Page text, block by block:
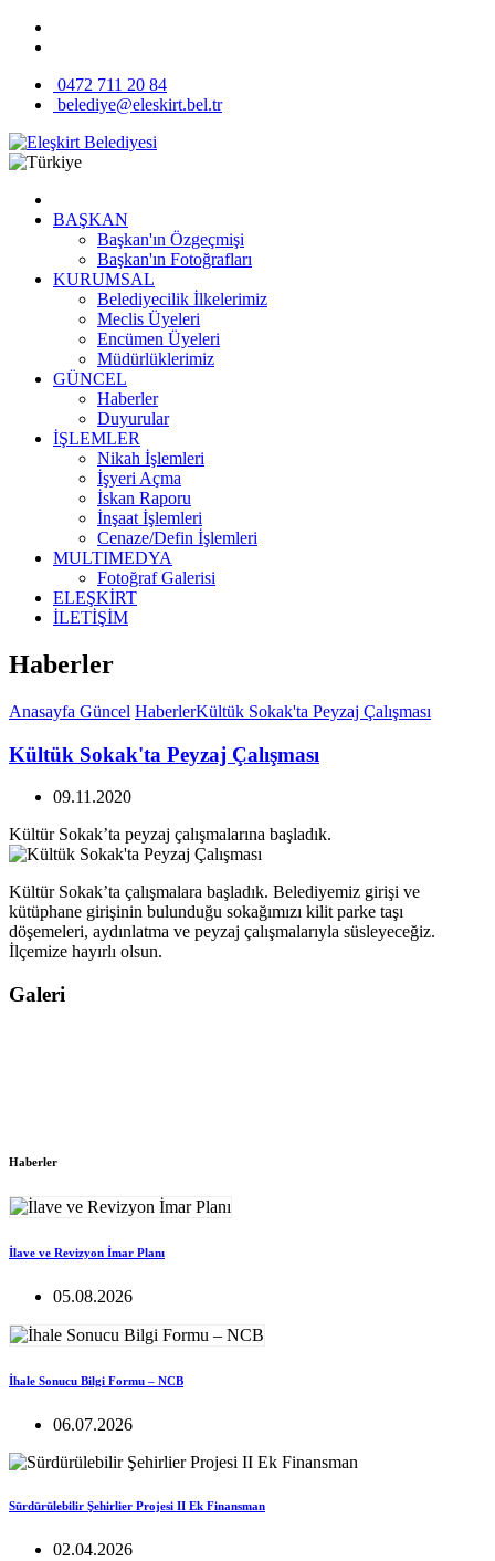
0472 711 20 84
belediye@eleskirt.bel.tr
BAŞKAN
Başkan'ın Özgeçmişi
Başkan'ın Fotoğrafları
KURUMSAL
Belediyecilik İlkelerimiz
Meclis Üyeleri
Encümen Üyeleri
Müdürlüklerimiz
GÜNCEL
Haberler
Duyurular
İŞLEMLER
Nikah İşlemleri
İşyeri Açma
İskan Raporu
İnşaat İşlemleri
Cenaze/Defin İşlemleri
MULTIMEDYA
Fotoğraf Galerisi
ELEŞKİRT
İLETİŞİM
Haberler
Anasayfa Güncel HaberlerKültük Sokak'ta Peyzaj Çalışması
Kültük Sokak'ta Peyzaj Çalışması
09.11.2020
Kültür Sokak’ta peyzaj çalışmalarına başladık.
Kültür Sokak’ta çalışmalara başladık. Belediyemiz girişi ve
kütüphane girişinin bulunduğu sokağımızı kilit parke taşı
döşemeleri, aydınlatma ve peyzaj çalışmalarıyla süsleyeceğiz.
İlçemize hayırlı olsun.
Galeri
Haberler
İlave ve Revizyon İmar Planı
05.08.2026
İhale Sonucu Bilgi Formu – NCB
06.07.2026
Sürdürülebilir Şehirlier Projesi II Ek Finansman
02.04.2026